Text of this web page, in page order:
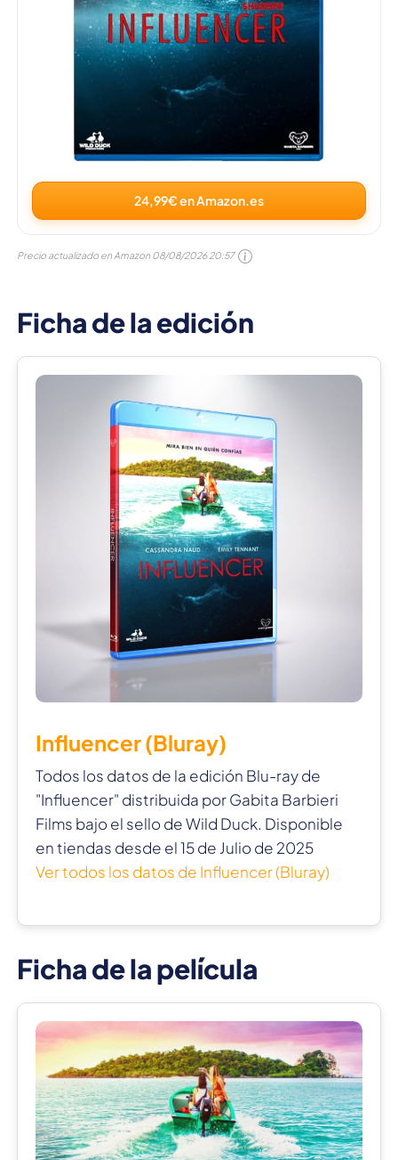
24,99€ en Amazon.es
Precio actualizado en Amazon 08/08/2026 20:57
Ficha de la edición
Influencer (Bluray)
Todos los datos de la edición Blu-ray de
"Influencer" distribuida por Gabita Barbieri
Films bajo el sello de Wild Duck. Disponible
en tiendas desde el 15 de Julio de 2025
Ver todos los datos de Influencer (Bluray)
Ficha de la película